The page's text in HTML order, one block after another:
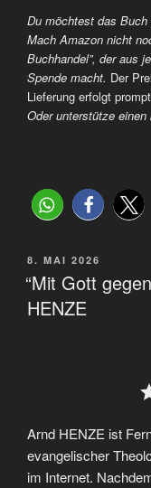
Du möchtest das Buch
Mach Amazon nicht
Buchhandel”, der aus
Spende macht. Der
Lieferung erfolgt
Oder unterstütze
8. MAI 2026
“Mit Gott
HENZE
Arnd HENZE ist
evangelischer
im Internet.